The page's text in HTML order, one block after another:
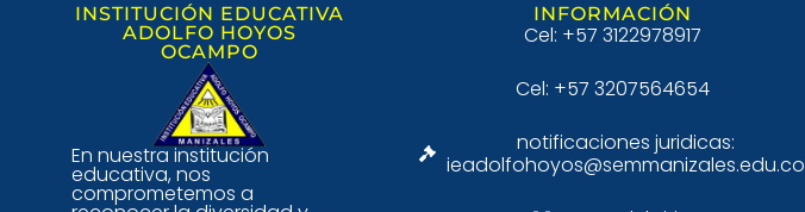
INSTITUCIÓN EDUCATIVA
ADOLFO HOYOS
OCAMPO
En nuestra institución
educativa, nos
comprometemos a
INFORMACIÓN
Cel: +57 3122978917
Cel: +57 3207564654
notificaciones juridicas:
ieadolfohoyos@semmanizales.edu.co